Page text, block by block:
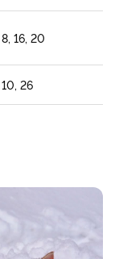
8, 16, 20
10, 26